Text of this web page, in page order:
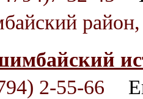
2-55-66